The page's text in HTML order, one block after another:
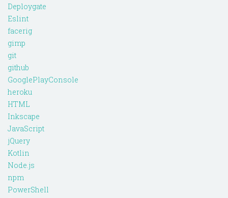
Deploygate
Eslint
facerig
gimp
git
github
GooglePlayConsole
heroku
HTML
Inkscape
JavaScript
jQuery
Kotlin
Node.js
npm
PowerShell